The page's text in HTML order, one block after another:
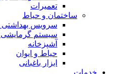
تعمیرات
ساختمان و حیاط
سرویس بهداشتی
سیستم گرمایشی
آشپزخانه
حیاط و ایوان
ابزار باغبانی